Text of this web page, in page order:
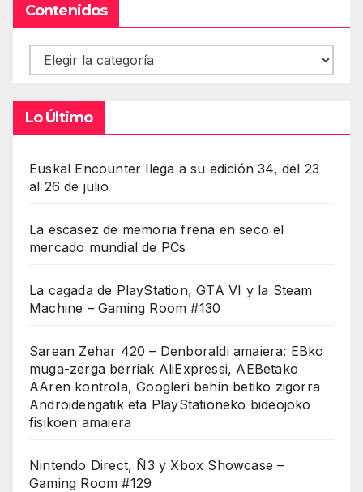
Contenidos
Contenidos
Lo Último
Euskal Encounter llega a su edición 34, del 23
al 26 de julio
La escasez de memoria frena en seco el
mercado mundial de PCs
La cagada de PlayStation, GTA VI y la Steam
Machine – Gaming Room #130
Sarean Zehar 420 – Denboraldi amaiera: EBko
muga-zerga berriak AliExpressi, AEBetako
AAren kontrola, Googleri behin betiko zigorra
Androidengatik eta PlayStationeko bideojoko
fisikoen amaiera
Nintendo Direct, Ñ3 y Xbox Showcase –
Gaming Room #129